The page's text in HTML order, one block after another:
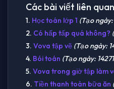
Các bài viết liên quan
1. Học toán lớp 1 (Tạo
2. Có hấp tấp quá không?
3. Vova tập vẽ (Tạo ngày:
4. Bói toán (Tạo ngày:
5. Vova trong giờ tập làm
6. Tiền thanh toán bữa ăn